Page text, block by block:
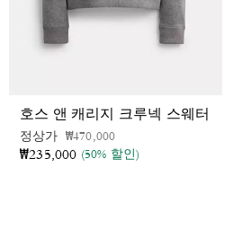
호스 앤 캐리지 크루넥 스웨터
정상가 가격 인하 전
₩470,000인하됨
₩235,000 (50% 할인)